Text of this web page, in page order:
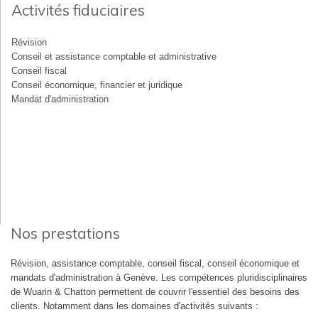
Activités fiduciaires
Révision
Conseil et assistance comptable et administrative
Conseil fiscal
Conseil économique, financier et juridique
Mandat d'administration
Nos prestations
Révision, assistance comptable, conseil fiscal, conseil économique et
mandats d'administration à Genève. Les compétences pluridisciplinaires
de Wuarin & Chatton permettent de couvrir l'essentiel des besoins des
clients. Notamment dans les domaines d'activités suivants :